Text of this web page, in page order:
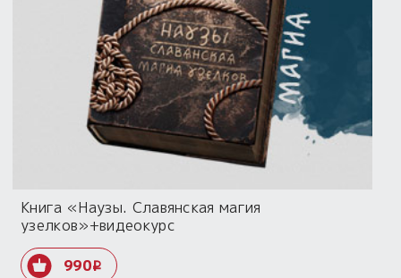
Книга «Наузы. Славянская магия
узелков»+видеокурс
990i